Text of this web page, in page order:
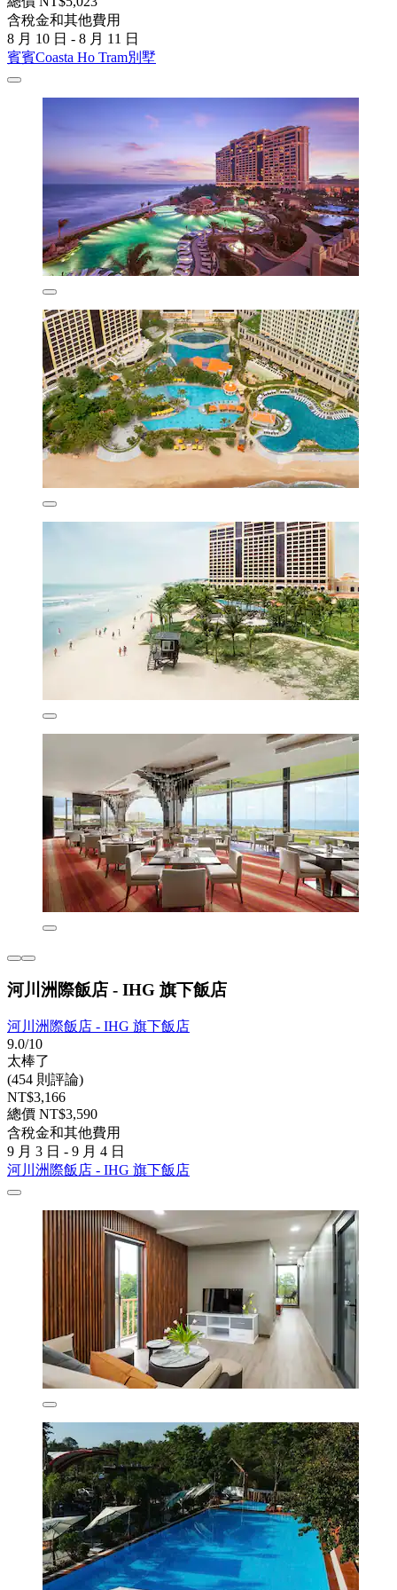
含稅金和其他費用
8 月 10 日 - 8 月 11 日
賓賓Coasta Ho Tram別墅
河川洲際飯店 - IHG 旗下飯店
河川洲際飯店 - IHG 旗下飯店
9.0/10
太棒了
(454 則評論)
NT$3,166
總價 NT$3,590
含稅金和其他費用
9 月 3 日 - 9 月 4 日
河川洲際飯店 - IHG 旗下飯店